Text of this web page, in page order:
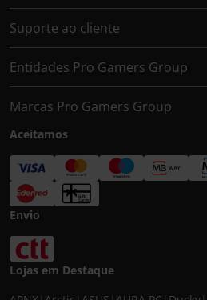
Suporte ao cliente
Entidades Pro Gamers Group
Marcas Pro Gamers Group
Aceitamos
Envio
Lojas em Destaque